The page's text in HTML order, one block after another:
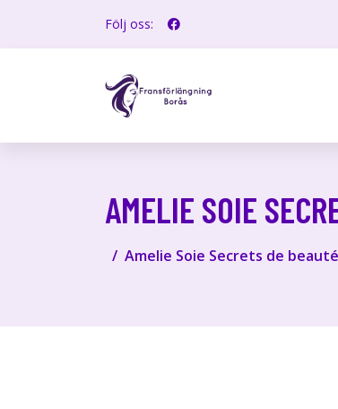
Följ oss:
AMELIE SOIE
Amelie Soie Secrets de